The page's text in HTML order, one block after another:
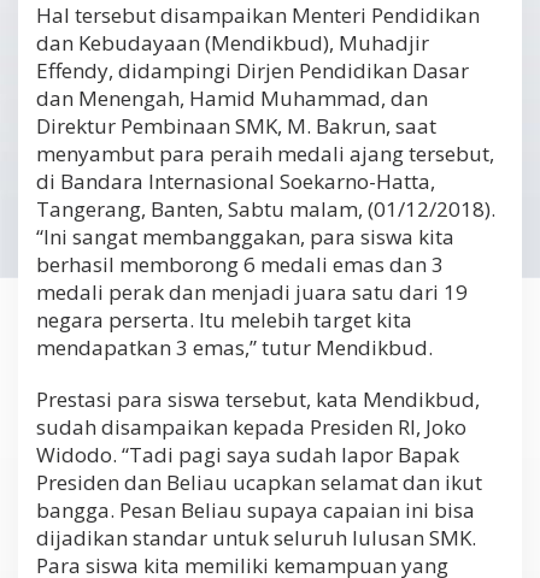
Hal tersebut disampaikan Menteri Pendidikan
dan Kebudayaan (Mendikbud), Muhadjir
Effendy, didampingi Dirjen Pendidikan Dasar
dan Menengah, Hamid Muhammad, dan
Direktur Pembinaan SMK, M. Bakrun, saat
menyambut para peraih medali ajang tersebut,
di Bandara Internasional Soekarno-Hatta,
Tangerang, Banten, Sabtu malam, (01/12/2018).
“Ini sangat membanggakan, para siswa kita
berhasil memborong 6 medali emas dan 3
medali perak dan menjadi juara satu dari 19
negara perserta. Itu melebih target kita
mendapatkan 3 emas,” tutur Mendikbud.
Prestasi para siswa tersebut, kata Mendikbud,
sudah disampaikan kepada Presiden RI, Joko
Widodo. “Tadi pagi saya sudah lapor Bapak
Presiden dan Beliau ucapkan selamat dan ikut
bangga. Pesan Beliau supaya capaian ini bisa
dijadikan standar untuk seluruh lulusan SMK.
Para siswa kita memiliki kemampuan yang